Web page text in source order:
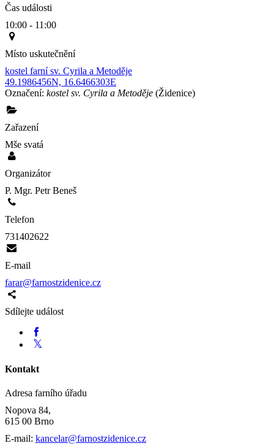
Čas události
10:00 - 11:00
Místo uskutečnění
kostel farní sv. Cyrila a Metoděje
49.1986456N, 16.6466303E
Označení: kostel sv. Cyrila a Metoděje (Židenice)
Zařazení
Mše svatá
Organizátor
P. Mgr. Petr Beneš
Telefon
731402622
E-mail
farar@farnostzidenice.cz
Sdílejte událost
Kontakt
Adresa farního úřadu
Nopova 84,
615 00 Brno
E-mail: kancelar@farnostzidenice.cz